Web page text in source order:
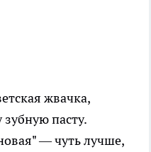
жвачка,
пасту.
— чуть лучше,